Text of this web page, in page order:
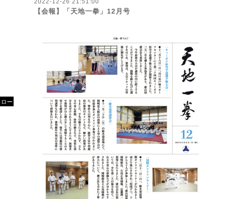
2022-12-26 21:51:00
【会報】「天地一拳」12月号